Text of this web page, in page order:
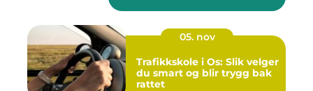
05. nov
Trafikkskole i Os: Slik velger
du smart og blir trygg bak
rattet